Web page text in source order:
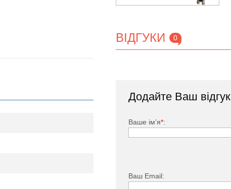
ВІДГУКИ 0
Додайте Ваш відгук
Ваше ім’я*:
Ваш Email: